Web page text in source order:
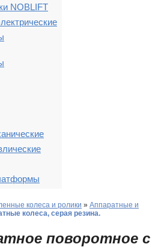
NOBLIFT
колеса и ролики » Аппаратные и
колеса, серая резина.
поворотное с